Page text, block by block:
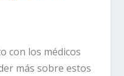
con los médicos
más sobre estos